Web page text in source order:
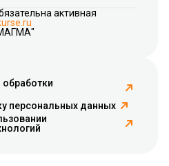
активная
персональных данных